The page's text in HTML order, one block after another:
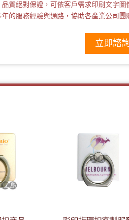
質絕對保證，可依客戶需求印刷文字圖
的服務經驗與通路，協助各產業公司團
立即諮